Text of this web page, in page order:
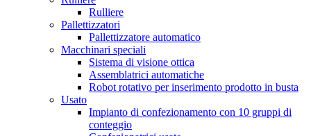
Rulliere
Pallettizzatori
Pallettizzatore automatico
Macchinari speciali
Sistema di visione ottica
Assemblatrici automatiche
Robot rotativo per inserimento prodotto in busta
Usato
Impianto di confezionamento con 10 gruppi di
conteggio